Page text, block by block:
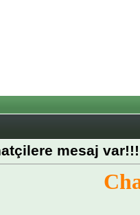
mesaj